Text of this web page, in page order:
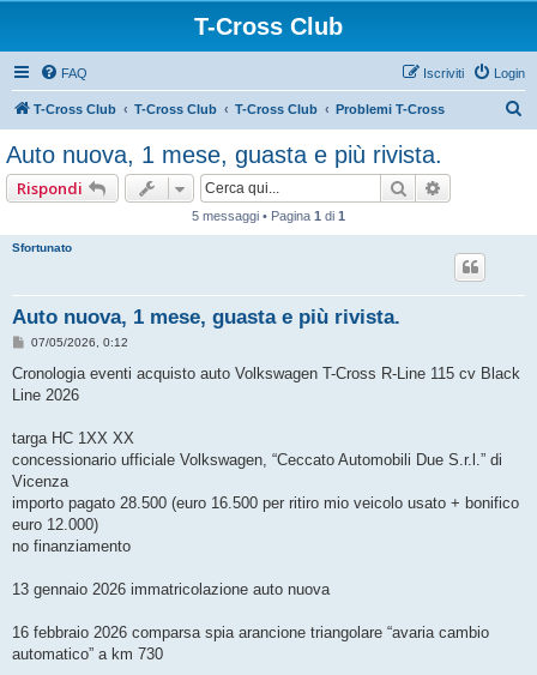
T-Cross Club
FAQ Login
Iscriviti
T-Cross Club T-Cross Club T-Cross Club Problemi T-Cross
Auto nuova, 1 mese, guasta e più rivista.
Rispondi Cerca
5 messaggi • Pagina 1 di 1
Sfortunato
Auto nuova, 1 mese, guasta e più rivista.
M
s
a
i
o
07/05/2026, 0:12
Cronologia eventi acquisto auto Volkswagen T-Cross R-Line 115 cv Black
Line 2026
targa HC 1XX XX
concessionario ufficiale Volkswagen, “Ceccato Automobili Due S.r.l.” di
Vicenza
importo pagato 28.500 (euro 16.500 per ritiro mio veicolo usato + bonifico
euro 12.000)
no finanziamento
13 gennaio 2026 immatricolazione auto nuova
16 febbraio 2026 comparsa spia arancione triangolare “avaria cambio
automatico” a km 730